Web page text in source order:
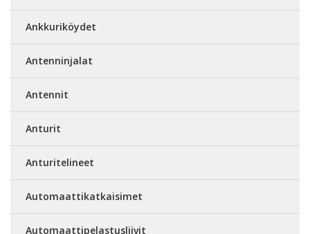
Ankkuriköydet
Antenninjalat
Antennit
Anturit
Anturitelineet
Automaattikatkaisimet
Automaattipelastusliivit